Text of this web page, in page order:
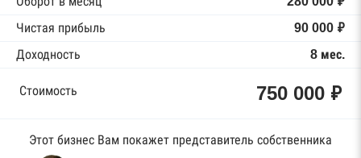
Чистая прибыль
90 000 ₽
Доходность
8 мес.
Стоимость 750 000 ₽
Этот бизнес Вам покажет представитель собственника